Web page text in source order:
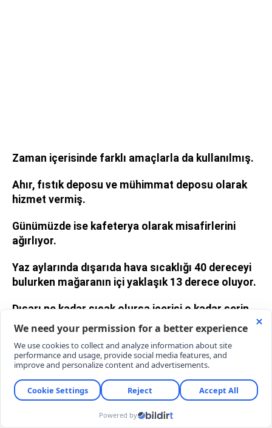
Zaman içerisinde farklı amaçlarla da kullanılmış.
Ahır, fıstık deposu ve mühimmat deposu olarak
hizmet vermiş.
Günümüzde ise kafeterya olarak misafirlerini
ağırlıyor.
Yaz aylarında dışarıda hava sıcaklığı 40 dereceyi
bulurken mağaranın içi yaklaşık 13 derece oluyor.
Dışarı ne kadar sıcak olursa içerisi o kadar serin,
dışarı ne kadar soğuk olursa içerisi o kadar sıcak
Bu özelliği sayesinde özellikle yaz aylarında
vazgeçilmez mekanlardan biri haline geliyor.